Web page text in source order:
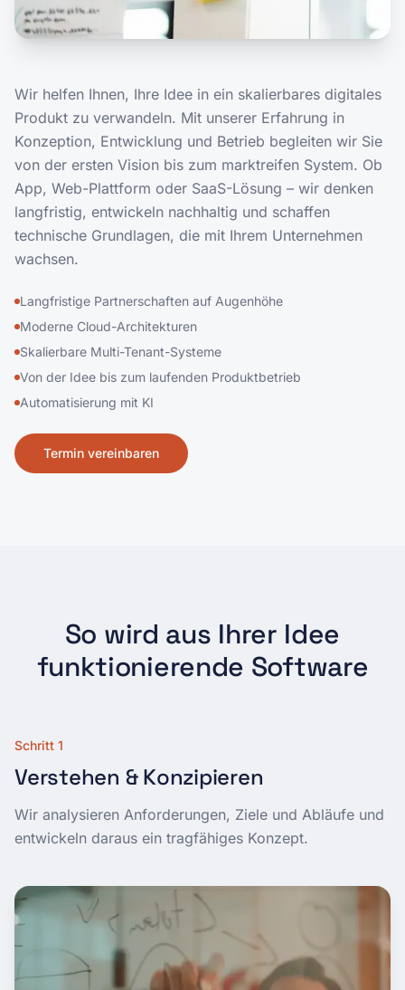
Wir helfen Ihnen, Ihre Idee in ein skalierbares digitales
Produkt zu verwandeln. Mit unserer Erfahrung in
Konzeption, Entwicklung und Betrieb begleiten wir Sie
von der ersten Vision bis zum marktreifen System. Ob
App, Web-Plattform oder SaaS-Lösung – wir denken
langfristig, entwickeln nachhaltig und schaffen
technische Grundlagen, die mit Ihrem Unternehmen
wachsen.
Langfristige Partnerschaften auf Augenhöhe
Moderne Cloud-Architekturen
Skalierbare Multi-Tenant-Systeme
Von der Idee bis zum laufenden Produktbetrieb
Automatisierung mit KI
Termin vereinbaren
So wird aus Ihrer Idee
funktionierende Software
Schritt 1
Verstehen & Konzipieren
Wir analysieren Anforderungen, Ziele und Abläufe und
entwickeln daraus ein tragfähiges Konzept.